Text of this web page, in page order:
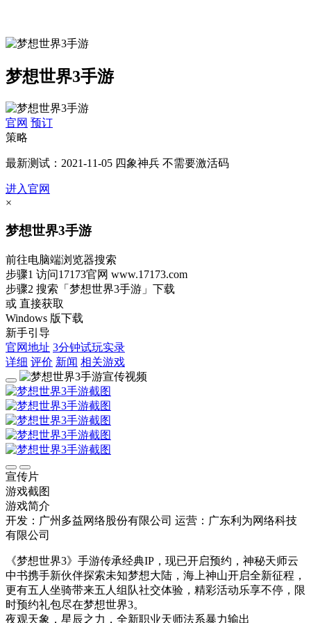
梦想世界3手游
官网 预订
策略
最新测试：2021-11-05 四象神兵 不需要激活码
进入官网
×
梦想世界3手游
前往电脑端浏览器搜索
步骤1 访问17173官网 www.17173.com
步骤2 搜索 「梦想世界3手游」 下载
或 直接获取
Windows 版下载
新手引导
官网地址 3分钟试玩实录
详细 评价 新闻 相关游戏
宣传片
游戏截图
游戏简介
开发：广州多益网络股份有限公司 运营：广东利为网络科技
有限公司
《梦想世界3》手游传承经典IP，现已开启预约，神秘天师云
中书携手新伙伴探索未知梦想大陆，海上神山开启全新征程，
更有五人坐骑带来五人组队社交体验，精彩活动乐享不停，限
时预约礼包尽在梦想世界3。
夜观天象，星辰之力，全新职业天师法系暴力输出